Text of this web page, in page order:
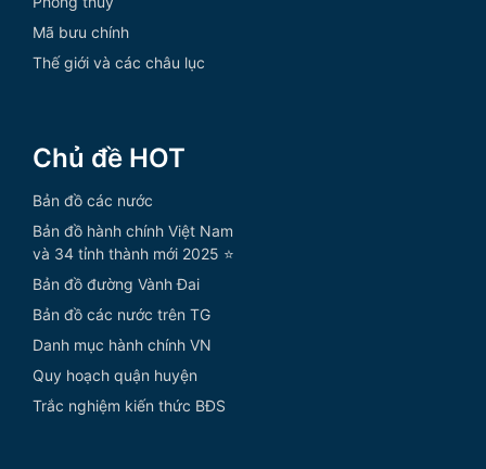
Mã bưu chính
Thế giới và các châu lục
Chủ đề HOT
Bản đồ các nước
Bản đồ hành chính Việt Nam
và 34 tỉnh thành mới 2025 ⭐
Bản đồ đường Vành Đai
Bản đồ các nước trên TG
Danh mục hành chính VN
Quy hoạch quận huyện
Trắc nghiệm kiến thức BĐS